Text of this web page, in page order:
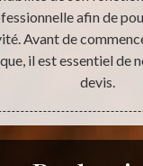
afin de
Avant de
il est essentiel de
devis.